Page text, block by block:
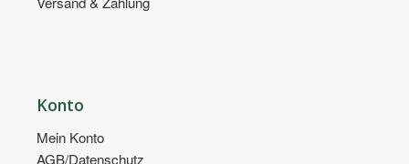
Konto
Mein Konto
AGB/Datenschutz